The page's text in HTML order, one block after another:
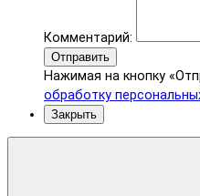
Комментарий:
Отправить
Нажимая на кнопку
обработку
Закрыть